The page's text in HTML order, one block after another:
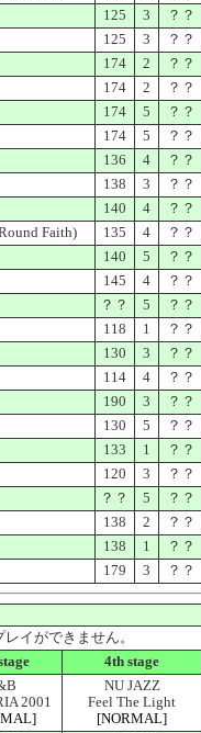
125 3 ？？
125 3 ？？
174 2 ？？
174 2 ？？
174 5 ？？
174 5 ？？
136 4 ？？
138 3 ？？
140 4 ？？
Faith) 135 4 ？？
140 5 ？？
145 4 ？？
？？ 5 ？？
118 1 ？？
130 3 ？？
114 4 ？？
190 3 ？？
130 5 ？？
133 1 ？？
120 3 ？？
？？ 5 ？？
138 2 ？？
138 1 ？？
179 3 ？？
イができません。
4th stage
2001
NU JAZZ
Feel The Light
[NORMAL]